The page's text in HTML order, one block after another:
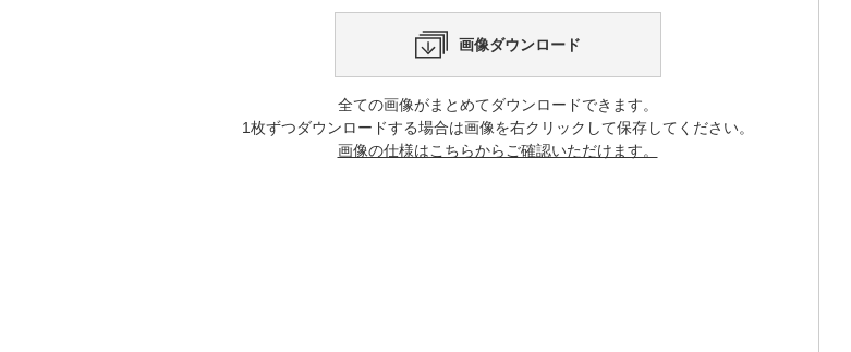
画像ダウンロード
全ての画像がまとめてダウンロードできます。
1枚ずつダウンロードする場合は画像を右クリックして保存してください。
画像の仕様はこちらからご確認いただけます。